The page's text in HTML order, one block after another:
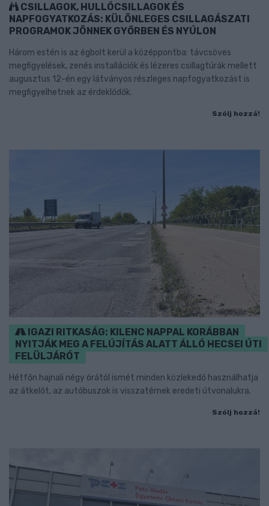
CSILLAGOK, HULLÓCSILLAGOK ÉS
NAPFOGYATKOZÁS: KÜLÖNLEGES CSILLAGÁSZATI
PROGRAMOK JÖNNEK GYŐRBEN ÉS NYÚLON
Három estén is az égbolt kerül a középpontba: távcsöves
megfigyelések, zenés installációk és lézeres csillagtúrák mellett
augusztus 12-én egy látványos részleges napfogyatkozást is
megfigyelhetnek az érdeklődők.
Szólj hozzá!
IGAZI RITKASÁG: KILENC NAPPAL KORÁBBAN
NYITJÁK MEG A FELÚJÍTÁS ALATT ÁLLÓ HECSEI ÚTI
FELÜLJÁRÓT
Hétfőn hajnali négy órától ismét minden közlekedő használhatja
az átkelőt, az autóbuszok is visszatérnek eredeti útvonalukra.
Szólj hozzá!